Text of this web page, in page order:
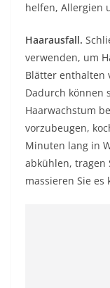
helfen, Allergien
Haarausfall.
verwenden, um
Blätter enthalten
Dadurch können
Haarwachstum
vorzubeugen,
Minuten lang in
abkühlen, tragen
massieren Sie es